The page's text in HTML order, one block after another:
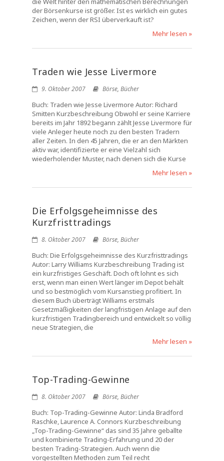
der Börsenkurse ist größer. Ist es wirklich ein gutes
Zeichen, wenn der RSI überverkauft ist?
Mehr lesen »
Traden wie Jesse Livermore
9. Oktober 2007 Börse, Bücher
Buch: Traden wie Jesse Livermore Autor: Richard
Smitten Kurzbeschreibung Obwohl er seine Karriere
bereits im Jahr 1892 begann zählt Jesse Livermore für
viele Anleger heute noch zu den besten Tradern
aller Zeiten. In den 45 Jahren, die er an den Märkten
aktiv war, identifizierte er eine Vielzahl sich
wiederholender Muster, nach denen sich die Kurse
Mehr lesen »
Die Erfolgsgeheimnisse des
Kurzfristtradings
8. Oktober 2007 Börse, Bücher
Buch: Die Erfolgsgeheimnisse des Kurzfristtradings
Autor: Larry Williams Kurzbeschreibung Trading ist
ein kurzfristiges Geschäft. Doch oft lohnt es sich
erst, wenn man einen Wert länger im Depot behält
und so bestmöglich vom Kursanstieg profitiert. In
diesem Buch überträgt Williams erstmals
Gesetzmäßigkeiten der langfristigen Anlage auf den
kurzfristigen Tradingbereich und entwickelt so völlig
neue Strategien, die
Mehr lesen »
Top-Trading-Gewinne
8. Oktober 2007 Börse, Bücher
Buch: Top-Trading-Gewinne Autor: Linda Bradford
Raschke, Laurence A. Connors Kurzbeschreibung
„Top-Trading-Gewinne“ das sind 35 Jahre geballte
und kombinierte Trading-Erfahrung und 20 der
besten Trading-Strategien. Auch wenn die
vorgestellten Methoden zum Teil recht